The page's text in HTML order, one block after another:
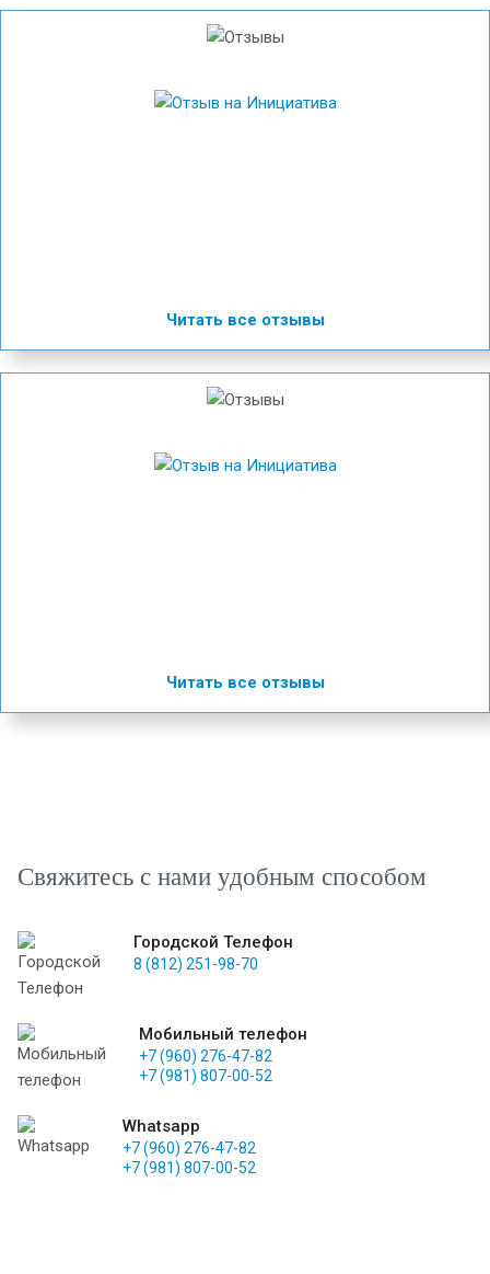
Читать все отзывы
Читать все отзывы
Свяжитесь с нами удобным способом
Городской Телефон
8 (812) 251-98-70
Мобильный телефон
+7 (960) 276-47-82
+7 (981) 807-00-52
Whatsapp
+7 (960) 276-47-82
+7 (981) 807-00-52